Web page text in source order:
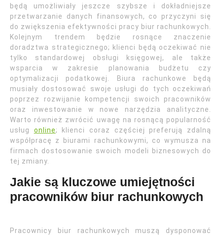
będą umożliwiały jeszcze szybsze i dokładniejsze
przetwarzanie danych finansowych, co przyczyni się
do zwiększenia efektywności pracy biur rachunkowych.
Kolejnym trendem będzie rosnące znaczenie
doradztwa strategicznego; klienci będą oczekiwać nie
tylko standardowej obsługi księgowej, ale także
wsparcia w zakresie planowania budżetu czy
optymalizacji podatkowej. Biura rachunkowe będą
musiały dostosować swoje usługi do tych oczekiwań
poprzez rozwijanie kompetencji swoich pracowników
oraz inwestowanie w nowe narzędzia analityczne.
Warto również zwrócić uwagę na rosnącą popularność
usług online; klienci coraz częściej preferują zdalną
współpracę z biurami rachunkowymi, co wymusza na
firmach dostosowanie swoich modeli biznesowych do
tej zmiany.
Jakie są kluczowe umiejętności
pracowników biur rachunkowych
Pracownicy biur rachunkowych muszą dysponować